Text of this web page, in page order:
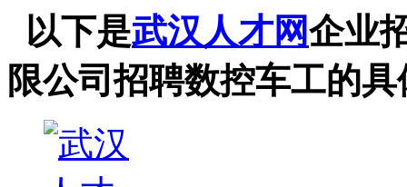
以下是武汉人才网企业
限公司招聘数控车工的